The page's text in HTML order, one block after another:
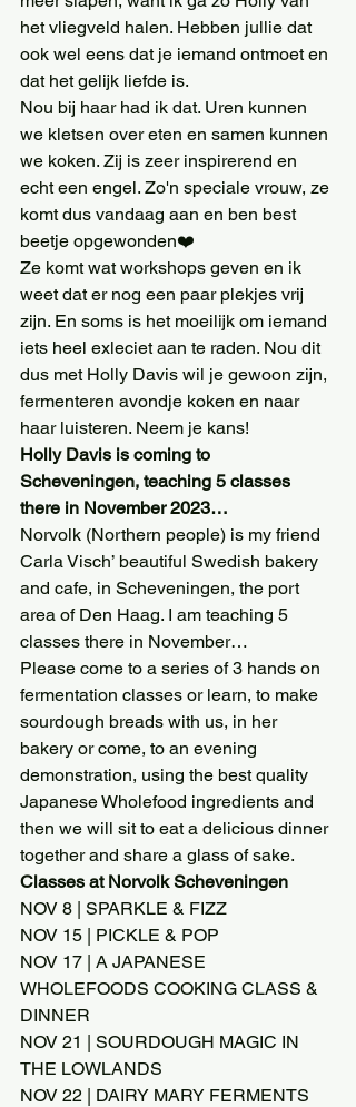
het vliegveld halen. Hebben jullie dat
ook wel eens dat je iemand ontmoet en
dat het gelijk liefde is.
Nou bij haar had ik dat. Uren kunnen
we kletsen over eten en samen kunnen
we koken. Zij is zeer inspirerend en
echt een engel. Zo'n speciale vrouw, ze
komt dus vandaag aan en ben best
beetje opgewonden❤️
Ze komt wat workshops geven en ik
weet dat er nog een paar plekjes vrij
zijn. En soms is het moeilijk om iemand
iets heel exleciet aan te raden. Nou dit
dus met Holly Davis wil je gewoon zijn,
fermenteren avondje koken en naar
haar luisteren. Neem je kans!
Holly Davis is coming to
Scheveningen, teaching 5 classes
there in November 2023…
Norvolk (Northern people) is my friend
Carla Visch’ beautiful Swedish bakery
and cafe, in Scheveningen, the port
area of Den Haag. I am teaching 5
classes there in November…
Please come to a series of 3 hands on
fermentation classes or learn, to make
sourdough breads with us, in her
bakery or come, to an evening
demonstration, using the best quality
Japanese Wholefood ingredients and
then we will sit to eat a delicious dinner
together and share a glass of sake.
Classes at Norvolk Scheveningen
NOV 8 | SPARKLE & FIZZ
NOV 15 | PICKLE & POP
NOV 17 | A JAPANESE
WHOLEFOODS COOKING CLASS &
DINNER
NOV 21 | SOURDOUGH MAGIC IN
THE LOWLANDS
NOV 22 | DAIRY MARY FERMENTS